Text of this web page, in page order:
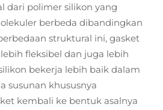
dari polimer silikon yang
berbeda dibandingkan
struktural ini, gasket
fleksibel dan juga lebih
bekerja lebih baik dalam
susunan khususnya
kembali ke bentuk asalnya